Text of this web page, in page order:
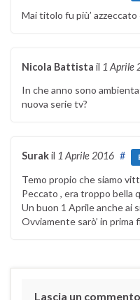
Mai titolo fu più’
Nicola Battista il 1 Aprile
In che anno sono
nuova serie tv?
Surakil 1 Aprile 2016 #
Temo propio che siamo
Peccato , era troppo bella
Un buon 1 Aprile anche ai
Ovviamente sarò’ in
Lascia un commento